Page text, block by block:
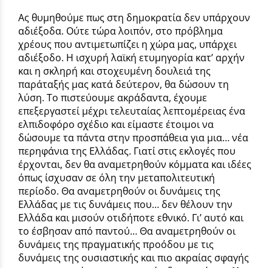
Ας θυμηθούμε πως στη δημοκρατία δεν υπάρχουν
αδιέξοδα. Ούτε τώρα λοιπόν, στο πρόβλημα
χρέους που αντιμετωπίζει η χώρα μας, υπάρχει
αδιέξοδο. Η ισχυρή λαϊκή ετυμηγορία κατ’ αρχήν
και η σκληρή και στοχευμένη δουλειά της
παράταξής μας κατά δεύτερον, θα δώσουν τη
λύση. Το πιστεύουμε ακράδαντα, έχουμε
επεξεργαστεί μέχρι τελευταίας λεπτομέρειας ένα
ελπιδοφόρο σχέδιο και είμαστε έτοιμοι να
δώσουμε τα πάντα στην προσπάθεια για μια… νέα
περηφάνια της Ελλάδας. Γιατί στις εκλογές που
έρχονται, δεν θα αναμετρηθούν κόμματα και ιδέες
όπως ίσχυσαν σε όλη την μεταπολιτευτική
περίοδο. Θα αναμετρηθούν οι δυνάμεις της
Ελλάδας με τις δυνάμεις που… δεν θέλουν την
Ελλάδα και μισούν οτιδήποτε εθνικό. Γι’ αυτό και
το έσβησαν από παντού… Θα αναμετρηθούν οι
δυνάμεις της πραγματικής προόδου με τις
δυνάμεις της ουσιαστικής και πιο ακραίας σφαγής